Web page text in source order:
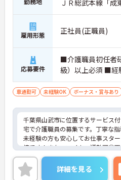
ＪＲ総武本線「成
雇用形態 正社員(正職員)
応募要件
■介護職員初任者
級）以上必須 ■経
車通勤可 未経験OK ボーナス・賞与あり
千葉県山武市に位置するサービス
宅で介護職員の募集です。丁寧な指
未経験の方も安心してお仕事スタ
境です！また、マイカー通勤可◎
通勤ができます♪ご興味のある方
トお伝えしますのでご気軽にお問い
い。
詳細を見る